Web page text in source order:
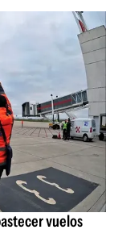
vuelos